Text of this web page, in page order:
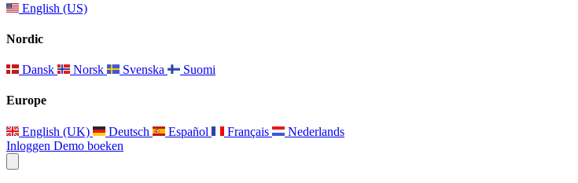
English (US)
Nordic
Dansk Norsk Svenska Suomi
Europe
English (UK) Deutsch Español Français
Nederlands
Inloggen Demo boeken